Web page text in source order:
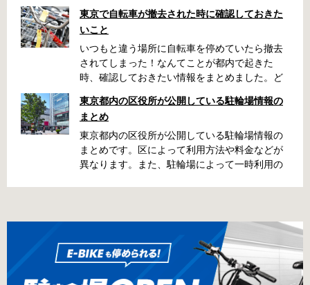
東京で自転車が撤去された時に確認しておきた
いこと
いつもと違う場所に自転車を停めていたら撤去
されてしまった！なんてことが都内で起きた
時、確認しておきたい情報をまとめました。ど
くらい？なんて疑問が浮かぶかと思います。事
前に確認していざという時対処しましょう。 千
代田区 / 新宿区 / 品川区 / 港区 / 中央区 / 大田区
/ 北区 / 墨田区 / 渋谷区 / 葛飾区 千代田区で撤去
された場合 猿楽町保管場所 住所 千代田区神田
の地図が置いてあります） 東京メトロ半蔵門
線、都営新宿・三田線神保町駅から徒歩7分 大
手町高架下自転車保管場所 住所 千代田区大手町
二丁目4番 電話 050-2018-6466（千代田区自転
車対策コールセンター） 最寄駅 東京メトロ半蔵
東京都内の区役所が公開している駐輪場情報の
まとめ
東京都内の区役所が公開している駐輪場情報の
まとめです。区によって利用方法や料金などが
異なります。また、駐輪場によって一時利用の
の自転車駐輪場 利用方法 利用登録申請書の提出
申請期間内に利用登録申請書（PDF：
1,396KB） と必要書類を環境まちづくり総務課
あてに郵送（申請期間消印有効）または、期間
内に環境まちづくり総務課（区役所5階5B窓